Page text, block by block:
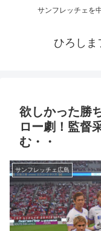
サンフレッチェを
ひろしま
欲しかった勝
ロー劇！監督
む・・
サンフレッチェ広島